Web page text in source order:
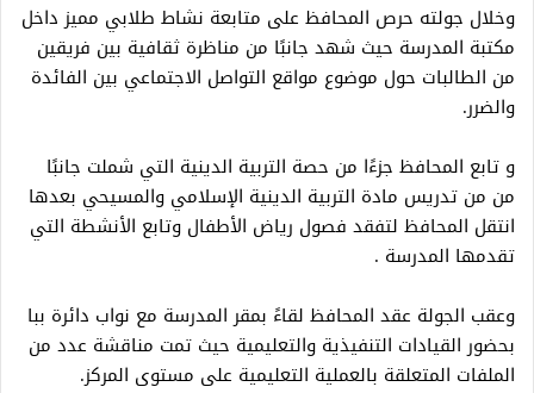
وخلال جولته حرص المحافظ على متابعة نشاط طلابي مميز داخل
مكتبة المدرسة حيث شهد جانبًا من مناظرة ثقافية بين فريقين
من الطالبات حول موضوع مواقع التواصل الاجتماعي بين الفائدة
والضرر.
و تابع المحافظ جزءًا من حصة التربية الدينية التي شملت جانبًا
من من تدريس مادة التربية الدينية الإسلامي والمسيحي بعدها
انتقل المحافظ لتفقد فصول رياض الأطفال وتابع الأنشطة التي
تقدمها المدرسة .
وعقب الجولة عقد المحافظ لقاءً بمقر المدرسة مع نواب دائرة ببا
بحضور القيادات التنفيذية والتعليمية حيث تمت مناقشة عدد من
الملفات المتعلقة بالعملية التعليمية على مستوى المركز.